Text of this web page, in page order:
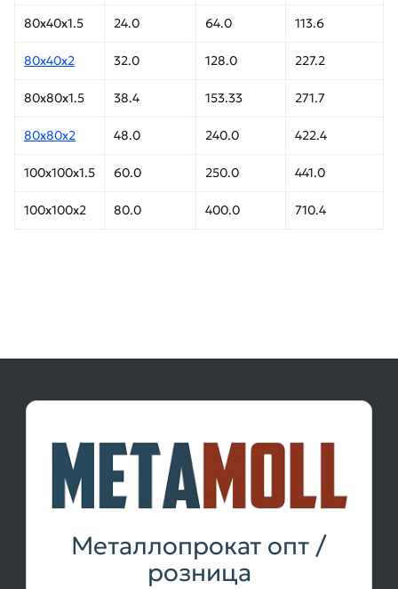
80х40х1.5 24.0 64.0 113.6
80х40х2 32.0 128.0 227.2
80х80х1.5 38.4 153.33 271.7
80х80х2 48.0 240.0 422.4
100х100х1.5 60.0 250.0 441.0
100х100х2 80.0 400.0 710.4
Металлопрокат опт /
розница